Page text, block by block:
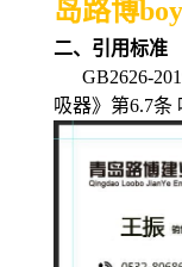
岛路博boy
二、引用标准
GB2626-
吸器》第6.7条